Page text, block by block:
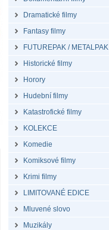
Dramatické filmy
Fantasy filmy
FUTUREPAK / METALPAK
Historické filmy
Horory
Hudební filmy
Katastrofické filmy
KOLEKCE
Komedie
Komiksové filmy
Krimi filmy
LIMITOVANÉ EDICE
Mluvené slovo
Muzikály